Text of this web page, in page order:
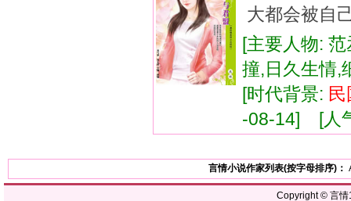
大都会被
[主要人物:
撞,日久生
[时代背景: 民
-08-14] [人
言情小说作家列表(按字母排序)：
Copyright © 言情